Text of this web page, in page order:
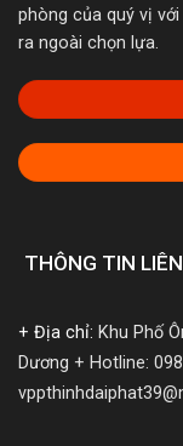
phòng của quý vị
ra ngoài chọn lựa.
THÔNG TIN
+ Địa chỉ: Khu Phố
Dương + Hotline: